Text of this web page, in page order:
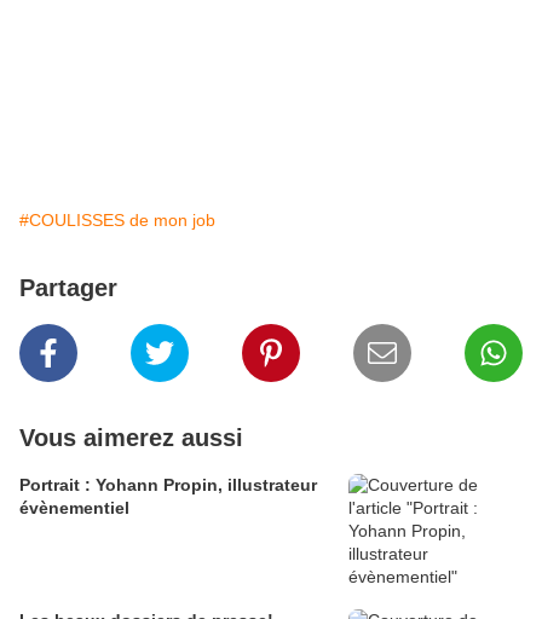
#COULISSES de mon job
Partager
Vous aimerez aussi
Portrait : Yohann Propin, illustrateur
évènementiel